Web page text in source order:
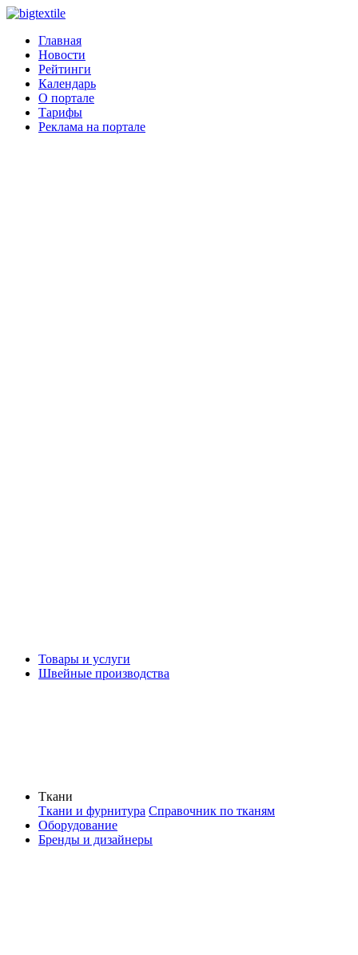
Главная
Новости
Рейтинги
Календарь
О портале
Тарифы
Реклама на портале
Товары и услуги
Швейные производства
Ткани
Ткани и фурнитура Справочник по тканям
Оборудование
Бренды и дизайнеры